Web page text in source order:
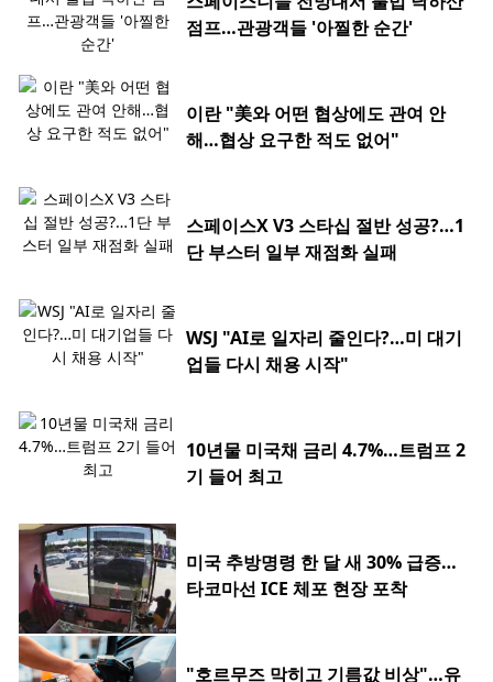
점프…관광객들 '아찔한 순간'
이란 "美와 어떤 협상에도 관여 안
해…협상 요구한 적도 없어"
스페이스X V3 스타십 절반 성공?…1
단 부스터 일부 재점화 실패
WSJ "AI로 일자리 줄인다?…미 대기
업들 다시 채용 시작"
10년물 미국채 금리 4.7%…트럼프 2
기 들어 최고
미국 추방명령 한 달 새 30% 급증…
타코마선 ICE 체포 현장 포착
"호르무즈 막히고 기름값 비상"…유